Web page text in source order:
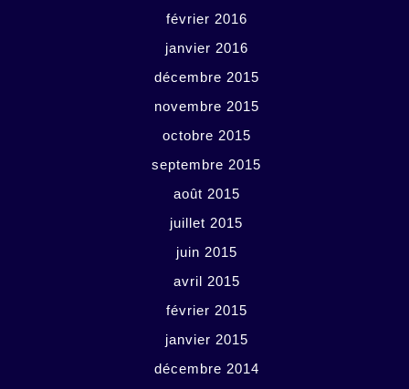
février 2016
janvier 2016
décembre 2015
novembre 2015
octobre 2015
septembre 2015
août 2015
juillet 2015
juin 2015
avril 2015
février 2015
janvier 2015
décembre 2014